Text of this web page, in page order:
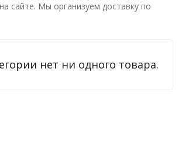
сайте. Мы организуем доставку по
нет ни одного товара.